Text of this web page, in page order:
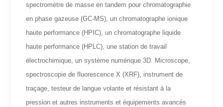
spectromètre de masse en tandem pour chromatographie
en phase gazeuse (GC-MS), un chromatographe ionique
haute performance (HPIC), un chromatographe liquide
haute performance (HPLC), une station de travail
électrochimique, un système numérique 3D. Microscope,
spectroscopie de fluorescence X (XRF), instrument de
traçage, testeur de langue volante et résistant à la
pression et autres instruments et équipements avancés